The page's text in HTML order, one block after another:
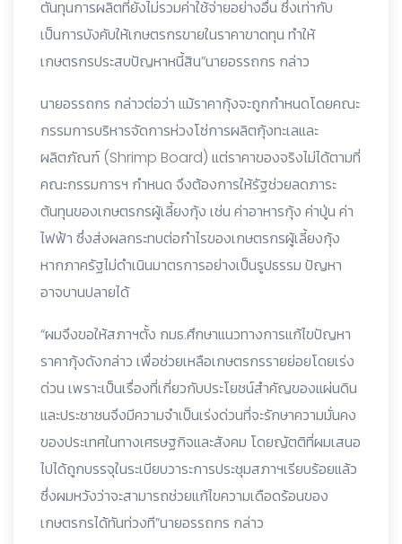
ตันทุนการผลิตที่ยังไม่รวมค่าใช้จ่ายอย่างอื่น ซึ่งเท่ากับ
เป็นการบังคับให้เกษตรกรขายในราคาขาดทุน ทำให้
เกษตรกรประสบปัญหาหนี้สิน”นายอรรถกร กล่าว
นายอรรถกร กล่าวต่อว่า แม้ราคากุ้งจะถูกกำหนดโดยคณะ
กรรมการบริหารจัดการห่วงโซ่การผลิตกุ้งทะเลและ
ผลิตภัณฑ์ (Shrimp Board) แต่ราคาของจริงไม่ได้ตามที่
คณะกรรมการฯ กำหนด จึงต้องการให้รัฐช่วยลดภาระ
ต้นทุนของเกษตรกรผู้เลี้ยงกุ้ง เช่น ค่าอาหารกุ้ง ค่าปู่น ค่า
ไฟฟ้า ซึ่งส่งผลกระทบต่อกำไรของเกษตรกรผู้เลี้ยงกุ้ง
หากภาครัฐไม่ดำเนินมาตรการอย่างเป็นรูปธรรม ปัญหา
อาจบานปลายได้
“ผมจึงขอให้สภาฯตั้ง กมธ.ศึกษาแนวทางการแก้ไขปัญหา
ราคากุ้งดังกล่าว เพื่อช่วยเหลือเกษตรกรรายย่อยโดยเร่ง
ด่วน เพราะเป็นเรื่องที่เกี่ยวกับประโยชน์สำคัญของแผ่นดิน
และประชาชนจึงมีความจำเป็นเร่งด่วนที่จะรักษาความมั่นคง
ของประเทศในทางเศรษฐกิจและสังคม โดยญัตติที่ผมเสนอ
ไปได้ถูกบรรจุในระเบียบวาระการประชุมสภาฯเรียบร้อยแล้ว
ซึ่งผมหวังว่าจะสามารถช่วยแก้ไขความเดือดร้อนของ
เกษตรกรได้ทันท่วงที”นายอรรถกร กล่าว